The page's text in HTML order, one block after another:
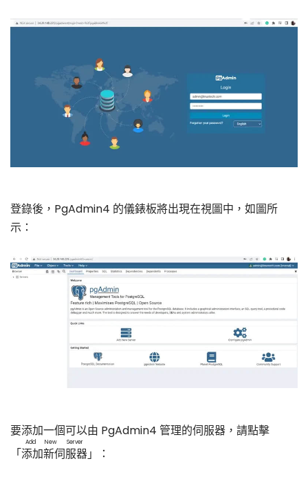
登錄後，PgAdmin4 的儀錶板將出現在視圖中，如圖所
示：
要添加一個可以由 PgAdmin4 管理的伺服器，請點擊
「添加新伺服器
Add New Server
」：